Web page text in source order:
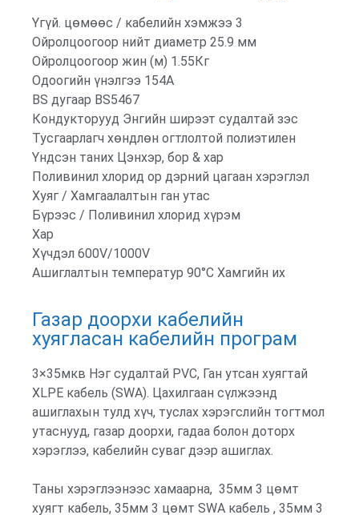
Үгүй. цөмөөс / кабелийн хэмжээ 3
Ойролцоогоор нийт диаметр 25.9 мм
Ойролцоогоор жин (м) 1.55Кг
Одоогийн үнэлгээ 154A
BS дугаар BS5467
Кондукторууд Энгийн ширээт судалтай зэс
Тусгаарлагч хөндлөн огтлолтой полиэтилен
Үндсэн таних Цэнхэр, бор & хар
Поливинил хлорид ор дэрний цагаан хэрэглэл
Хуяг / Хамгаалалтын ган утас
Бүрээс / Поливинил хлорид хүрэм
Хар
Хүчдэл 600V/1000V
Ашиглалтын температур 90°C Хамгийн их
Газар доорхи кабелийн
хуягласан кабелийн програм
3×35мкв Нэг судалтай PVC, Ган утсан хуягтай
XLPE кабель (SWA). Цахилгаан сүлжээнд
ашиглахын тулд хүч, туслах хэрэгслийн тогтмол
утаснууд, газар доорхи, гадаа болон доторх
хэрэглээ, кабелийн суваг дээр ашиглах.
Таны хэрэглээнээс хамаарна, 35мм 3 цөмт
хуягт кабель, 35мм 3 цөмт SWA кабель , 35мм 3